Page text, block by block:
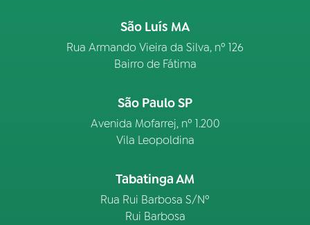
São Luís MA
Rua Armando Vieira da Silva, nº 126
Bairro de Fátima
São Paulo SP
Avenida Mofarrej, nº 1.200
Vila Leopoldina
Tabatinga AM
Rua Rui Barbosa S/Nº
Rui Barbosa